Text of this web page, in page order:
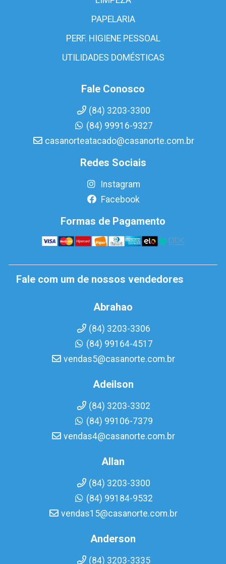
PAPELARIA
PERF. HIGIENE PESSOAL
UTILIDADES DOMÉSTICAS
Fale Conosco
(84) 3203-3300
(84) 99916-9327
casanorteatacado@casanorte.com.br
Redes Sociais
Instagram
Facebook
Formas de Pagamento
Fale com um de nossos vendedores
Abrahao
(84) 3203-3306
(84) 99164-4517
vendas5@casanorte.com.br
Adeilson
(84) 3203-3302
(84) 99106-7379
vendas4@casanorte.com.br
Allan
(84) 3203-3300
(84) 99184-9532
vendas15@casanorte.com.br
Anderson
(84) 3203-3335